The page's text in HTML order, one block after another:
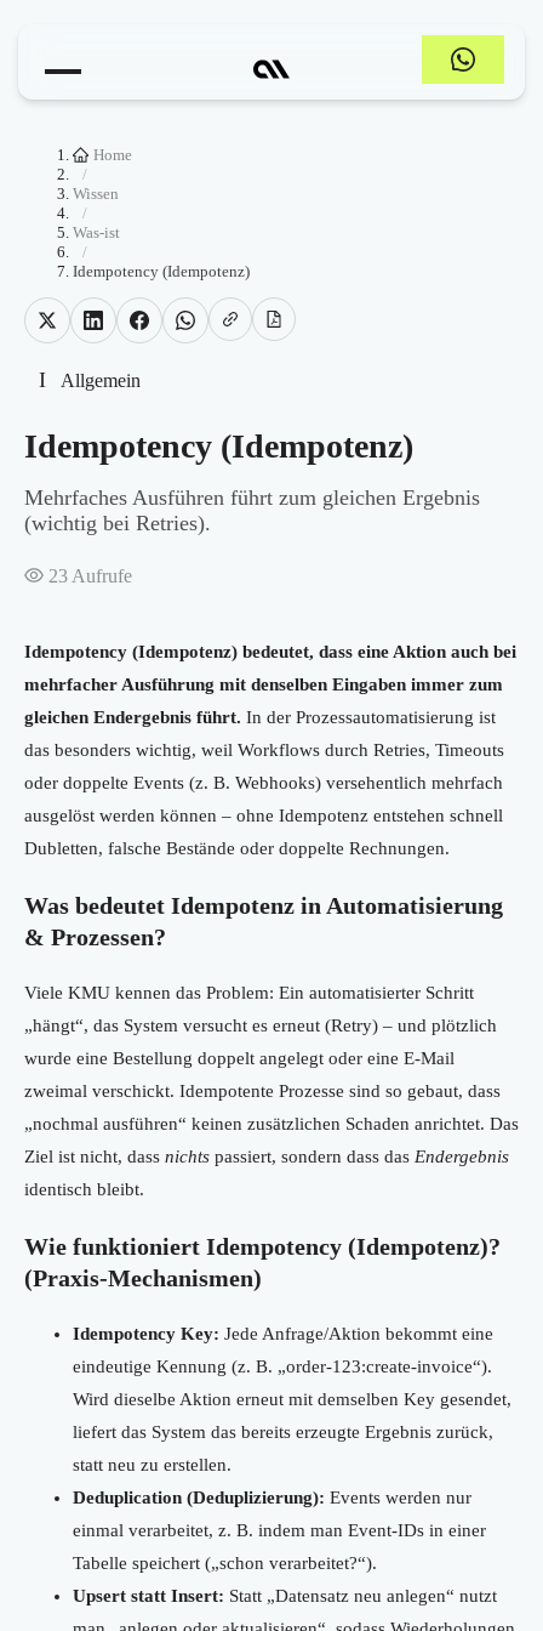
Home
/
Wissen
/
Was-ist
/
Idempotency (Idempotenz)
I Allgemein
Idempotency (Idempotenz)
Mehrfaches Ausführen führt zum gleichen Ergebnis
(wichtig bei Retries).
23 Aufrufe
Idempotency (Idempotenz) bedeutet, dass eine Aktion auch bei
mehrfacher Ausführung mit denselben Eingaben immer zum
gleichen Endergebnis führt. In der Prozessautomatisierung ist
das besonders wichtig, weil Workflows durch Retries, Timeouts
oder doppelte Events (z. B. Webhooks) versehentlich mehrfach
ausgelöst werden können – ohne Idempotenz entstehen schnell
Dubletten, falsche Bestände oder doppelte Rechnungen.
Was bedeutet Idempotenz in Automatisierung
& Prozessen?
Viele KMU kennen das Problem: Ein automatisierter Schritt
„hängt“, das System versucht es erneut (Retry) – und plötzlich
wurde eine Bestellung doppelt angelegt oder eine E-Mail
zweimal verschickt. Idempotente Prozesse sind so gebaut, dass
„nochmal ausführen“ keinen zusätzlichen Schaden anrichtet. Das
Ziel ist nicht, dass nichts passiert, sondern dass das Endergebnis
identisch bleibt.
Wie funktioniert Idempotency (Idempotenz)?
(Praxis-Mechanismen)
Idempotency Key: Jede Anfrage/Aktion bekommt eine
eindeutige Kennung (z. B. „order-123:create-invoice“).
Wird dieselbe Aktion erneut mit demselben Key gesendet,
liefert das System das bereits erzeugte Ergebnis zurück,
statt neu zu erstellen.
Deduplication (Deduplizierung): Events werden nur
einmal verarbeitet, z. B. indem man Event-IDs in einer
Tabelle speichert („schon verarbeitet?“).
Upsert statt Insert: Statt „Datensatz neu anlegen“ nutzt